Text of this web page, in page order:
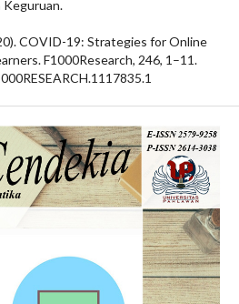
Keguruan.
COVID-19: Strategies for Online
F1000Research, 246, 1–11.